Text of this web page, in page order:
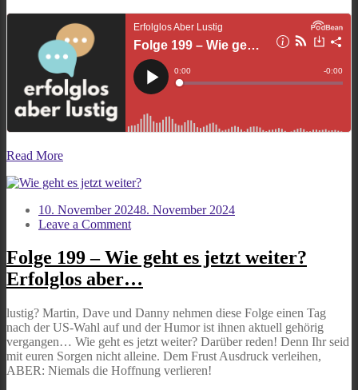
Read More
10. November 20248. November 2024
Leave a Commenton
199
–
Wie
es
jetzt
weiter?
Erfolglos
aber…
Folge 199 – Wie geht es jetzt weiter?
Erfolglos aber…
lustig? Martin, Dave und Danny nehmen diese Folge einen Tag
nach der US-Wahl auf und der Humor ist ihnen aktuell gehörig
vergangen… Wie geht es jetzt weiter? Darüber reden! Denn Ihr seid
mit euren Sorgen nicht alleine. Dem Frust Ausdruck verleihen,
ABER: Niemals die Hoffnung verlieren!